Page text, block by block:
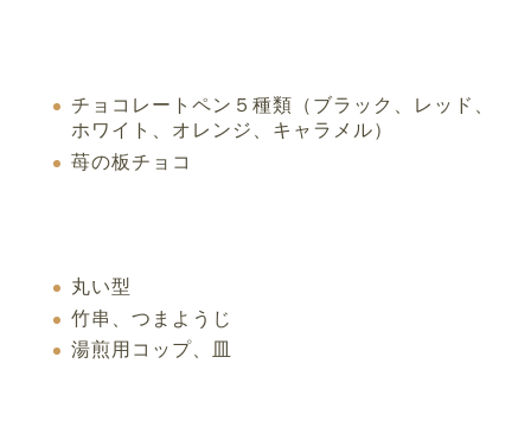
チョコレートペン５種類（ブラック、レッド、
ホワイト、オレンジ、キャラメル）
苺の板チョコ
丸い型
竹串、つまようじ
湯煎用コップ、皿